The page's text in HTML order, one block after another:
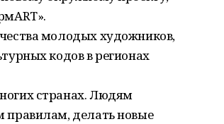
молодых художников,
кодов в регионах
странах. Людям
правилам, делать новые